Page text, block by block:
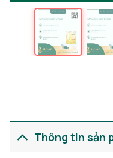
Thông tin sản